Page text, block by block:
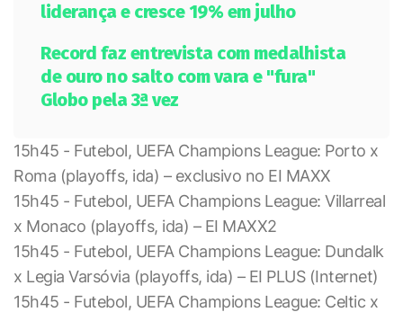
liderança e cresce 19% em julho
Record faz entrevista com medalhista
de ouro no salto com vara e "fura"
Globo pela 3ª vez
15h45 - Futebol, UEFA Champions League: Porto x
Roma (playoffs, ida) – exclusivo no EI MAXX
15h45 - Futebol, UEFA Champions League: Villarreal
x Monaco (playoffs, ida) – EI MAXX2
15h45 - Futebol, UEFA Champions League: Dundalk
x Legia Varsóvia (playoffs, ida) – EI PLUS (Internet)
15h45 - Futebol, UEFA Champions League: Celtic x